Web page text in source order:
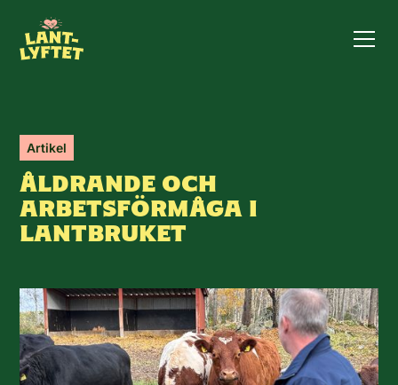
Artikel
ÅLDRANDE OCH
ARBETSFÖRMÅGA I
LANTBRUKET